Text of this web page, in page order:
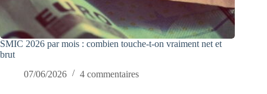
SMIC 2026 par mois : combien touche-t-on vraiment net et
brut
07/06/2026
4 commentaires